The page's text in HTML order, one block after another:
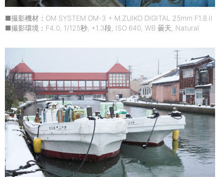
■撮影機材：OM SYSTEM OM-3 + M.ZUIKO DIGITAL 25mm F1.8 II
■撮影環境：F4.0, 1/125秒, +1.3段, ISO 640, WB 曇天, Natural